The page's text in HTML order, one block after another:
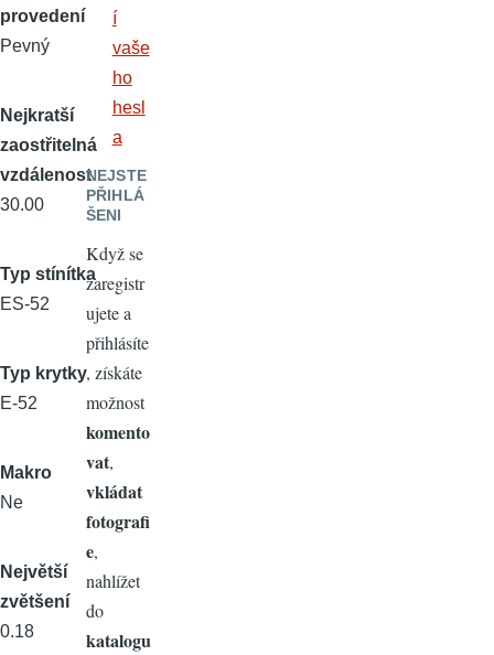
provedení
Pevný
Nejkratší
zaostřitelná
vzdálenost
30.00
Typ stínítka
ES-52
Typ krytky
E-52
Makro
Ne
Největší
zvětšení
0.18
í
vaše
ho
hesl
a
NEJSTE
PŘIHLÁ
ŠENI
Když se
zaregistr
ujete a
přihlásíte
, získáte
možnost
komento
vat,
vkládat
fotografi
e,
nahlížet
do
katalogu